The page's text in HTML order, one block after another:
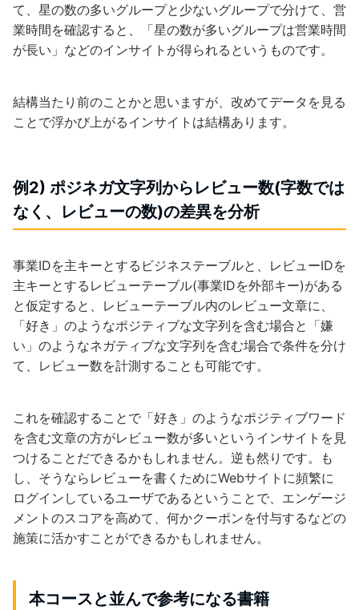
て、星の数の多いグループと少ないグループで分けて、営
業時間を確認すると、「星の数が多いグループは営業時間
が長い」などのインサイトが得られるというものです。
結構当たり前のことかと思いますが、改めてデータを見る
ことで浮かび上がるインサイトは結構あります。
例2) ポジネガ文字列からレビュー数(字数では
なく、レビューの数)の差異を分析
事業IDを主キーとするビジネステーブルと、レビューIDを
主キーとするレビューテーブル(事業IDを外部キー)がある
と仮定すると、レビューテーブル内のレビュー文章に、
「好き」のようなポジティブな文字列を含む場合と「嫌
い」のようなネガティブな文字列を含む場合で条件を分け
て、レビュー数を計測することも可能です。
これを確認することで「好き」のようなポジティブワード
を含む文章の方がレビュー数が多いというインサイトを見
つけることだできるかもしれません。逆も然りです。も
し、そうならレビューを書くためにWebサイトに頻繁に
ログインしているユーザであるということで、エンゲージ
メントのスコアを高めて、何かクーポンを付与するなどの
施策に活かすことができるかもしれません。
本コースと並んで参考になる書籍